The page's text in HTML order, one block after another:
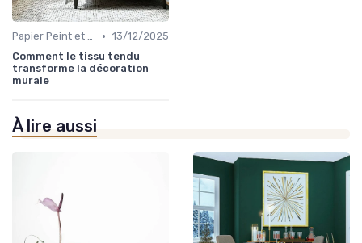
Papier Peint et Revêtements Muraux • 13/12/2025
Comment le tissu tendu
transforme la décoration
murale
À lire aussi